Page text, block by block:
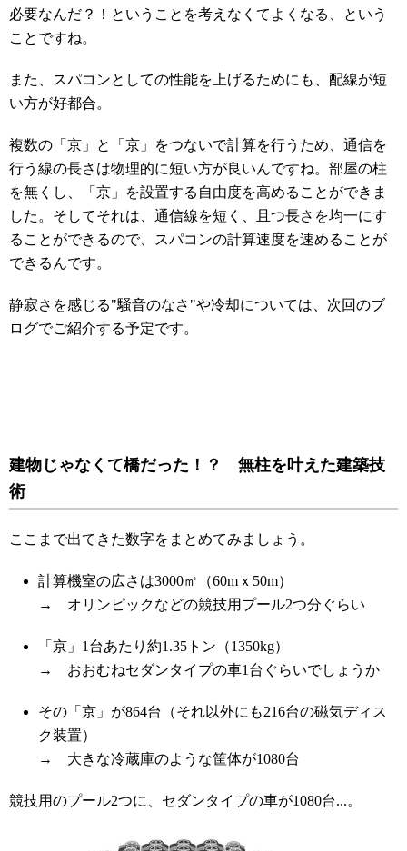
必要なんだ？！ということを考えなくてよくなる、という
ことですね。
また、スパコンとしての性能を上げるためにも、配線が短
い方が好都合。
複数の「京」と「京」をつないで計算を行うため、通信を
行う線の長さは物理的に短い方が良いんですね。 部屋の柱
を無くし、「京」を設置する自由度を高めることができま
した。そしてそれは、通信線を短く、且つ長さを均一にす
ることができるので、スパコンの計算速度を速めることが
できるんです。
静寂さを感じる"騒音のなさ"や冷却については、次回のブ
ログでご紹介する予定です。
建物じゃなくて橋だった！？ 無柱を叶えた建築技
術
ここまで出てきた数字をまとめてみましょう。
計算機室の広さは3000㎡（60mｘ50m）
→ オリンピックなどの競技用プール2つ分ぐらい
「京」1台あたり約1.35トン（1350kg）
→ おおむねセダンタイプの車1台ぐらいでしょうか
その「京」が864台（それ以外にも216台の磁気ディス
ク装置）
→ 大きな冷蔵庫のような筐体が1080台
競技用のプール2つに、セダンタイプの車が1080台...。